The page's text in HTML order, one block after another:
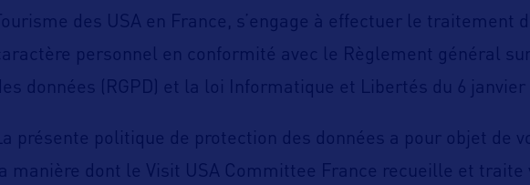
des USA en France, s’engage à effectuer le traitement
personnel en conformité avec le Règlement général
données (RGPD) et la loi Informatique et Libertés du 6 janvier
présente politique de protection des données a pour objet de
manière dont le Visit USA Committee France recueille et traite